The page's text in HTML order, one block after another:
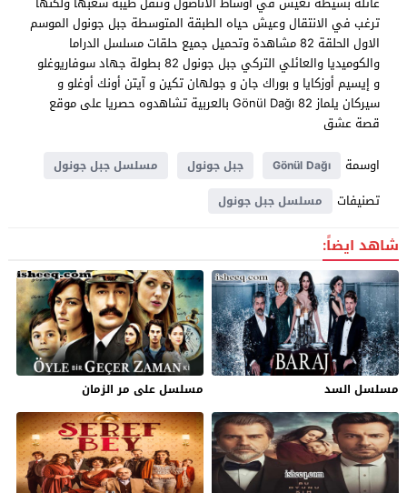
ترغب في الانتقال وعيش حياه الطبقة المتوسطة جبل جونول الموسم
الاول الحلقة 82 مشاهدة وتحميل جميع حلقات مسلسل الدراما
والكوميديا والعائلي التركي جبل جونول 82 بطولة جهاد سوفاريوغلو
و إيسيم أوزكايا و بوراك جان و جولهان تكين و آيتن أونك أوغلو و
سيركان يلماز Gönül Dağı 82 بالعربية تشاهدوه حصريا على موقع
قصة عشق
اوسمة
Gönül Dağı جبل جونول مسلسل جبل جونول
تصنيفات مسلسل جبل جونول
شاهد ايضاً:
مسلسل السد مسلسل على مر الزمان